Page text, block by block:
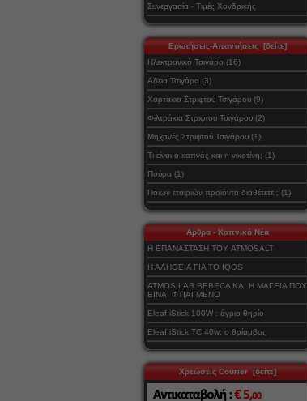
Συνεργασία - Τιμές Χονδρικής
Ερωτήσεις-Απαντήσεις [δείτε]
Ηλεκτρονικό Τσιγάρο (16)
Αδεια Τσιγάρα (3)
Χαρτάκια Στριφτού Τσιγάρου (9)
Φιλτράκια Στριφτού Τσιγάρου (2)
Μηχανές Στριφτού Τσιγάρου (1)
Τι είναι ο καπνός και η νικοτίνη; (1)
Πούρα (1)
Ποιων εταιριών προϊόντα διαθέτετε ; (1)
Αρθρα - Καπνικά Νέα
Η ΕΠΑΝΑΣΤΑΣΗ ΤΟΥ ATMOSALT
Η ΑΛΗΘΕΙΑ ΓΙΑ ΤΟ IQOS
ATMOS LAB BEBECA ΚΑΙ Η ΜΑΓΕΙΑ ΠΟΥ
ΕΙΝΑΙ ΦΤΙΑΓΜΕΝΟ
Eleaf iStick 100W : άγριο θηρίο
Eleaf iStick TC 40w: ο θρίαμβος
Χρεώσεις Courier [δείτε]